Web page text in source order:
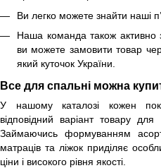
Ви легко можете знайти наші
Наша команда також активно
ви можете замовити товар
який куточок України.
Все для спальні можна
У нашому каталозі кожен
відповідний варіант товару
Займаючись формуванням
матраців та ліжок приділяє
ціни і високого рівня якості.